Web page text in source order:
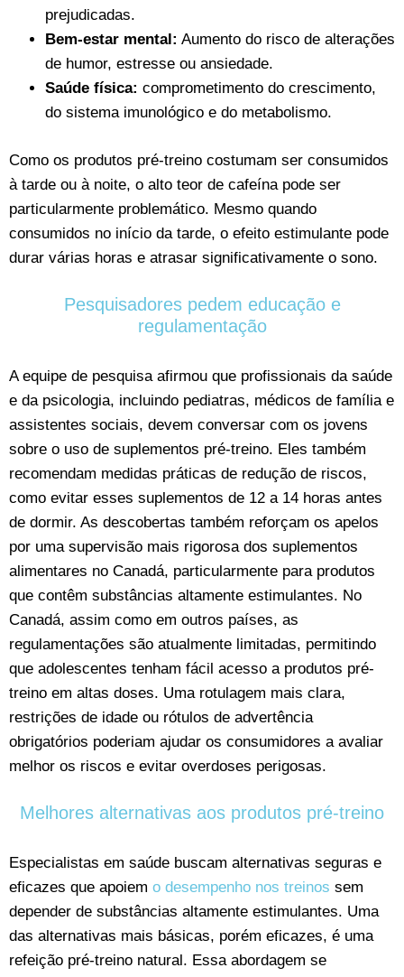
prejudicadas.
Bem-estar mental: Aumento do risco de alterações
de humor, estresse ou ansiedade.
Saúde física: comprometimento do crescimento,
do sistema imunológico e do metabolismo.
Como os produtos pré-treino costumam ser consumidos
à tarde ou à noite, o alto teor de cafeína pode ser
particularmente problemático. Mesmo quando
consumidos no início da tarde, o efeito estimulante pode
durar várias horas e atrasar significativamente o sono.
Pesquisadores pedem educação e
regulamentação
A equipe de pesquisa afirmou que profissionais da saúde
e da psicologia, incluindo pediatras, médicos de família e
assistentes sociais, devem conversar com os jovens
sobre o uso de suplementos pré-treino. Eles também
recomendam medidas práticas de redução de riscos,
como evitar esses suplementos de 12 a 14 horas antes
de dormir. As descobertas também reforçam os apelos
por uma supervisão mais rigorosa dos suplementos
alimentares no Canadá, particularmente para produtos
que contêm substâncias altamente estimulantes. No
Canadá, assim como em outros países, as
regulamentações são atualmente limitadas, permitindo
que adolescentes tenham fácil acesso a produtos pré-
treino em altas doses. Uma rotulagem mais clara,
restrições de idade ou rótulos de advertência
obrigatórios poderiam ajudar os consumidores a avaliar
melhor os riscos e evitar overdoses perigosas.
Melhores alternativas aos produtos pré-treino
Especialistas em saúde buscam alternativas seguras e
eficazes que apoiem o desempenho nos treinos sem
depender de substâncias altamente estimulantes. Uma
das alternativas mais básicas, porém eficazes, é uma
refeição pré-treino natural. Essa abordagem se